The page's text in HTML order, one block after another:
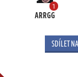
1
ARRGG
SDÍLET